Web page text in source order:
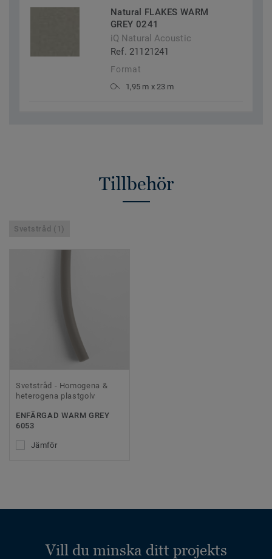
Natural FLAKES WARM
GREY 0241
iQ Natural Acoustic
Ref. 21121241
Format
1,95 m x 23 m
Tillbehör
Svetstråd (1)
Svetstråd - Homogena &
heterogena plastgolv
ENFÄRGAD WARM GREY
6053
Jämför
Vill du minska ditt projekts